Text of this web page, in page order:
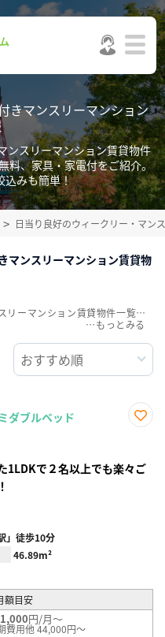
きマンスリーマンション
ンスリーマンション賃貸物件
料、家具・家電付をご紹介。
込みも簡単！
日当り良好のウィークリー・マン
マンスリーマンション賃貸物
ダブルベッド
録
1LDKで２名以上でも楽々ご
」徒歩10分
46.89m²
額目安
円/月～
費用他 44,000円～
北海道/日当り良好の家具家電付きマンスリーマンション賃貸物件一覧を、166件掲載中。敷金・礼金無料、家具・家電付をご紹介。こだわり条件での絞込みも簡単！
…